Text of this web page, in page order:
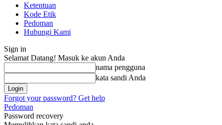
Ketentuan
Kode Etik
Pedoman
Hubungi Kami
Sign in
Selamat Datang! Masuk ke akun Anda
nama pengguna
kata sandi Anda
Forgot your password? Get help
Pedoman
Password recovery